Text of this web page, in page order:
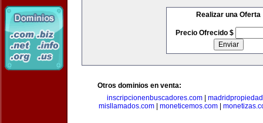
Realizar una Oferta
Precio Ofrecido $
Otros dominios en venta:
inscripcionenbuscadores.com|
misllamados.com| moneticemos.com|